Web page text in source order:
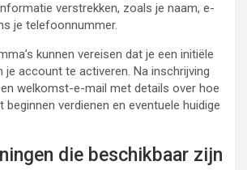
verstrekken, zoals je naam, e-
je telefoonnummer.
kunnen vereisen dat je een initiële
account te activeren. Na inschrijving
welkomst-e-mail met details over hoe
beginnen verdienen en eventuele huidige
die beschikbaar zijn